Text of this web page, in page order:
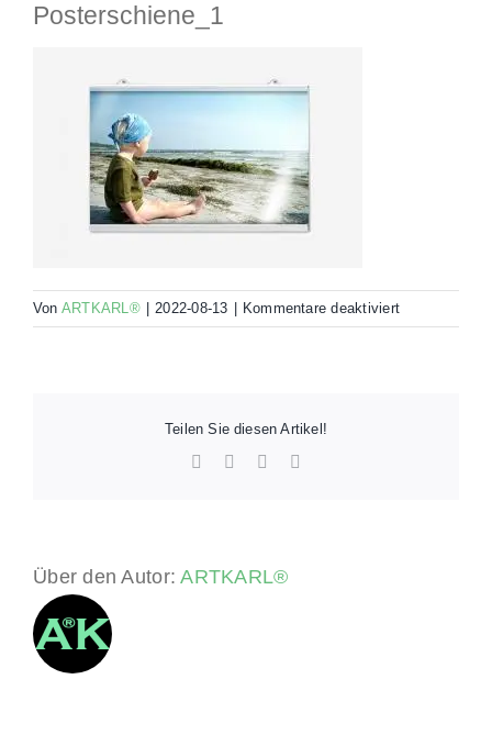
Posterschiene_1
Von ARTKARL® 2022-08-13 Kommentare deaktiviertfür
Teilen Sie diesen Artikel!
FacebookLinkedInWhatsApp
Über den Autor:ARTKARL®